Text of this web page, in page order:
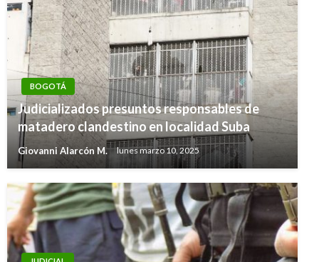
BOGOTÁ
Judicializados presuntos responsables de
matadero clandestino en localidad Suba
Giovanni Alarcón M. lunes marzo 10, 2025